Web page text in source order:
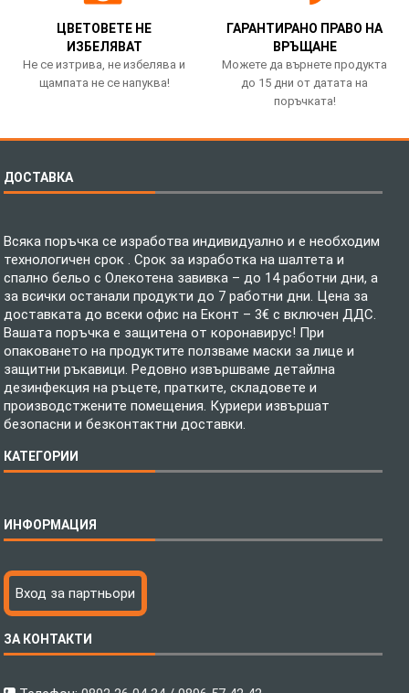
ЦВЕТОВЕТЕ НЕ
ИЗБЕЛЯВАТ
Не се изтрива, не избелява и
щампата не се напуква!
ГАРАНТИРАНО ПРАВО НА
ВРЪЩАНЕ
Можете да върнете продукта
до 15 дни от датата на
поръчката!
ДОСТАВКА
Всяка поръчка се изработва индивидуално и е необходим
технологичен срок . Срок за изработка на шалтета и
спално бельо с Олекотена завивка – до 14 работни дни, а
за всички останали продукти до 7 работни дни. Цена за
доставката до всеки офис на Еконт – 3€ с включен ДДС.
Вашата поръчка е защитена от коронавирус! При
опаковането на продуктите ползваме маски за лице и
защитни ръкавици. Редовно извършваме детайлна
дезинфекция на ръцете, пратките, складовете и
производстжените помещения. Куриери извършат
безопасни и безконтактни доставки.
КАТЕГОРИИ
Бебешки спални комплекти
Тениски с пълноцветен печат
Хавлиени кърпи
Пончо за водни спортове
Микрофибърни Велурени Кърпи
ИНФОРМАЦИЯ
Технология на печатане
Файлове за печат
Как да поръчам?
Вход за партньори
ЗА КОНТАКТИ